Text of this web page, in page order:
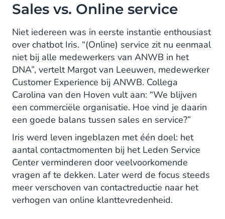
Sales vs. Online service
Niet iedereen was in eerste instantie enthousiast
over chatbot Iris. “(Online) service zit nu eenmaal
niet bij alle medewerkers van ANWB in het
DNA”, vertelt Margot van Leeuwen, medewerker
Customer Experience bij ANWB. Collega
Carolina van den Hoven vult aan: “We blijven
een commerciële organisatie. Hoe vind je daarin
een goede balans tussen sales en service?”
Iris werd leven ingeblazen met één doel: het
aantal contactmomenten bij het Leden Service
Center verminderen door veelvoorkomende
vragen af te dekken. Later werd de focus steeds
meer verschoven van contactreductie naar het
verhogen van online klanttevredenheid.